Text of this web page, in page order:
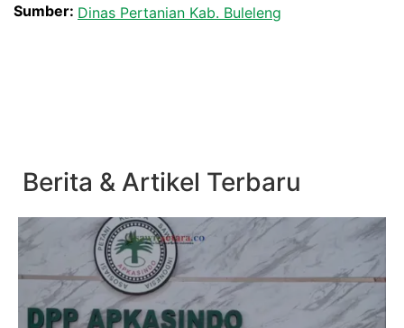
Sumber: Dinas Pertanian Kab. Buleleng
Berita & Artikel Terbaru